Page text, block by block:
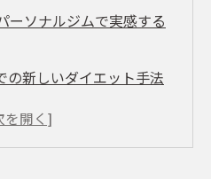
ーソナルジムで実感する
の新しいダイエット手法
区で理想の体型を手に入